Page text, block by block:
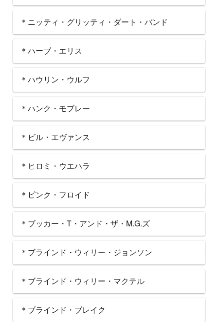
＊ニッティ・グリッティ・ダート・バンド
＊ハーブ・エリス
＊ハウリン・ウルフ
＊ハンク・モブレー
＊ビル・エヴァンス
＊ヒロミ・ウエハラ
＊ピンク・フロイド
＊ブッカー・T・アンド・ザ・M.G.ズ
＊ブラインド・ウィリー・ジョンソン
＊ブラインド・ウィリー・マクテル
＊ブラインド・ブレイク